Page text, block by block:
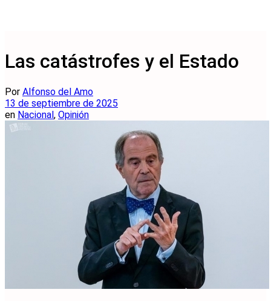
Las catástrofes y el Estado
Por Alfonso del Amo
13 de septiembre de 2025
en Nacional, Opinión